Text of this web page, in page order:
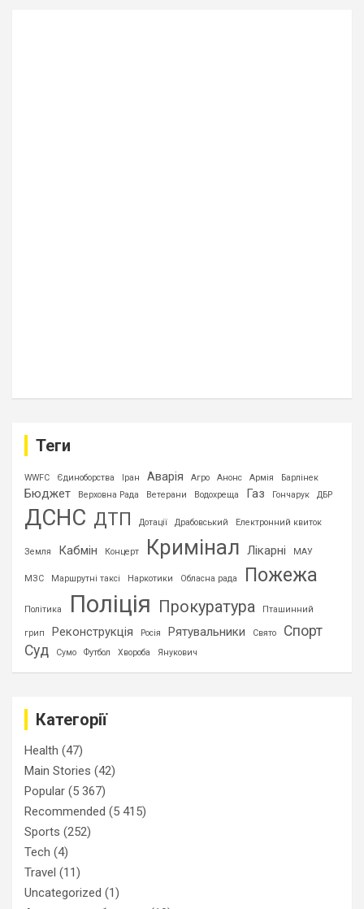
Теги
WWFC Єдиноборства Іран Аварія Агро Анонс Армія Барлінек
Бюджет Верховна Рада Ветерани Водохреща Газ Гончарук ДБР
ДСНС ДТП Дотації Драбовський Електронний квиток
Земля Кабмін Концерт Кримінал Лікарні МАУ
МЗС Маршрутні таксі Наркотики Обласна рада Пожежа
Політика Поліція Прокуратура Пташинний
грип Реконструкція Росія Рятувальники Свято
Спорт
Суд
Сумо Футбол Хвороба Янукович
Категорії
Health (47)
Main Stories (42)
Popular (5 367)
Recommended (5 415)
Sports (252)
Tech (4)
Travel (11)
Uncategorized (1)